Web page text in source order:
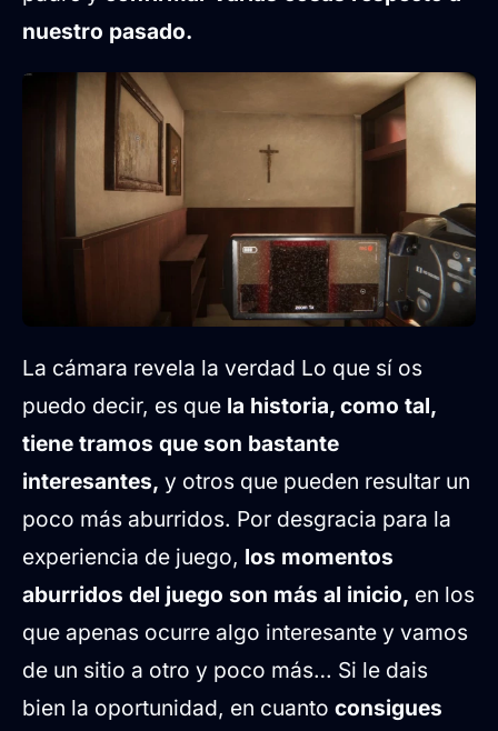
nuestro pasado.
La cámara revela la verdad Lo que sí os
puedo decir, es que la historia, como tal,
tiene tramos que son bastante
interesantes, y otros que pueden resultar un
poco más aburridos. Por desgracia para la
experiencia de juego, los momentos
aburridos del juego son más al inicio, en los
que apenas ocurre algo interesante y vamos
de un sitio a otro y poco más… Si le dais
bien la oportunidad, en cuanto consigues